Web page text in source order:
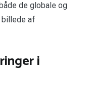
de globale og
af
i